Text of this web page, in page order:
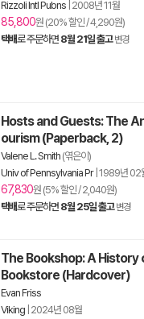
Rizzoli Intl Pubns 2008년 11월
85,800원 (20% 할인 / 4,290원)
택배로 주문하면 8월 21일 출고 변경
Hosts and Guests: The
ourism (Paperback, 2)
Valene L. Smith (엮은이)
Univ of Pennsylvania Pr| 1989년 02
67,830원 (5% 할인 / 2,040원)
택배로 주문하면 8월 25일 출고 변경
The Bookshop: A
Bookstore (Hardcover)
Evan Friss
Viking 2024년 08월